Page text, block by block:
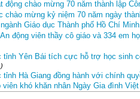
động chào mừng 70 năm thành lập
chào mừng kỷ niệm 70 năm ngày
Giáo dục Thành phố Hồ Chí
động viên thầy cô giáo và 334 em
tỉnh Yên Bái tích cực hỗ trợ học sinh
tỉnh Hà Giang đồng hành với chính
khó khăn nhân Ngày Gia đình Việt